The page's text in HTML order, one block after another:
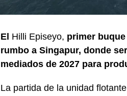
El Hilli Episeyo, primer
rumbo a Singapur, donde
mediados de 2027 para
La partida de la unidad